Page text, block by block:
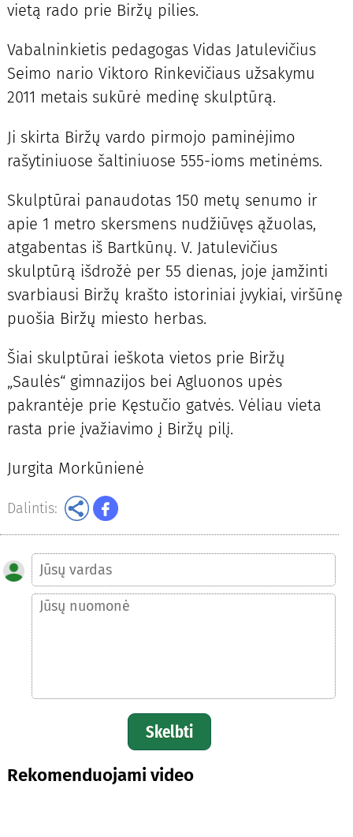
vietą rado prie Biržų pilies.
Vabalninkietis pedagogas Vidas Jatulevičius
Seimo nario Viktoro Rinkevičiaus užsakymu
2011 metais sukūrė medinę skulptūrą.
Ji skirta Biržų vardo pirmojo paminėjimo
rašytiniuose šaltiniuose 555-ioms metinėms.
Skulptūrai panaudotas 150 metų senumo ir
apie 1 metro skersmens nudžiūvęs ąžuolas,
atgabentas iš Bartkūnų. V. Jatulevičius
skulptūrą išdrožė per 55 dienas, joje įamžinti
svarbiausi Biržų krašto istoriniai įvykiai, viršūnę
puošia Biržų miesto herbas.
Šiai skulptūrai ieškota vietos prie Biržų
„Saulės“ gimnazijos bei Agluonos upės
pakrantėje prie Kęstučio gatvės. Vėliau vieta
rasta prie įvažiavimo į Biržų pilį.
Jurgita Morkūnienė
Dalintis:
Skelbti
Rekomenduojami video